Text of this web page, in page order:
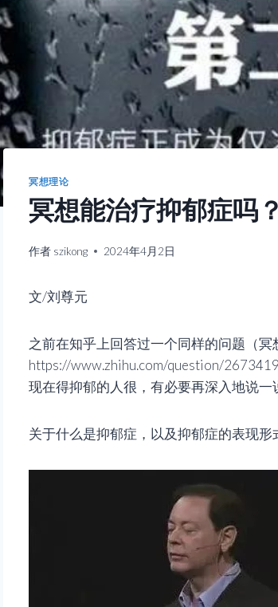
冥想理论
冥想能治疗抑郁症吗？
作者 szikong 2024年4月2日
文/刘尊元
之前在知乎上回答过一个同样的问题（冥
https://www.zhihu.com/question/
现在得抑郁的人很，有必要再深入地说一
关于什么是抑郁症，以及抑郁症的表现形